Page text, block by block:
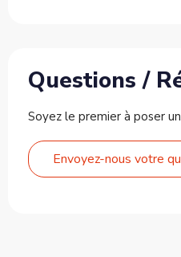
Questions /
Soyez le premier à poser
Envoyez-nous votre